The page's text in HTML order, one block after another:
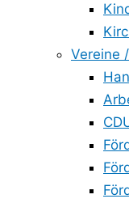
Vereine